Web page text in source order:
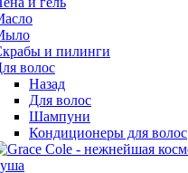
и пилинги
волос
Назад
Для волос
Шампуни
Кондиционеры для волос